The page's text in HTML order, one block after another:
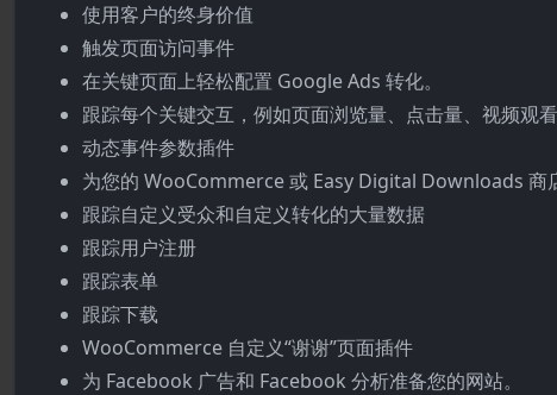
使用客户的终身价值
触发页面访问事件
在关键页面上轻松配置 Google Ads 转化。
跟踪每个关键交互，例如页面浏览量、点击量、视频观
动态事件参数插件
为您的 WooCommerce 或 Easy Digital Downloads 商
跟踪自定义受众和自定义转化的大量数据
跟踪用户注册
跟踪表单
跟踪下载
WooCommerce 自定义“谢谢”页面插件
为 Facebook 广告和 Facebook 分析准备您的网站。